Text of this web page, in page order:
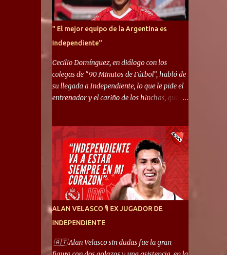
" El mejor equipo de la Argentina es
Independiente"
Cecilio Domínguez, en diálogo con los
colegas de “90 Minutos de Fútbol”, habló de
su llegada a Independiente, lo que le pide el
entrenador y el cariño de los hinchas, que se
ayuda a que me adapte rápidamente, soy un
hombre alegre y abierto. Creo que lo estoy
haciendo muy bien. Cuando llegué, llegué a
un Independiente que juega muy dinámico y
me gusta mucho. Me favorece por la forma
de jugar mía y eso también ayudó a que me
adapte”. “Me siento mejor por izquierda,
pero me gusta mucho jugar de 9, y juego sin
problemas por derecha también. Jugar de 9
y de extremo por izquierda es diferente. A mi
me gusta jugar por fuera, porque tengo mas
ALAN VELASCO 🎙 EX JUGADOR DE
INDEPENDIENTE
🇦🇹 Alan Velasco sin dudas fue la gran